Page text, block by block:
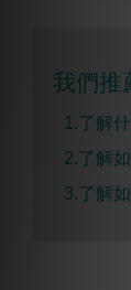
我們推
1.了解什
2.了解
3.了解